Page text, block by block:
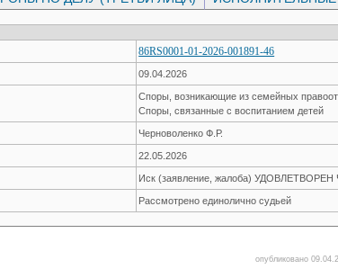
86RS0001-01-2026-001891-46
09.04.2026
Споры, возникающие из семейных
Споры, связанные с воспитанием детей
Черноволенко Ф.Р.
22.05.2026
Иск (заявление, жалоба)
Рассмотрено единолично судьей
опубликовано